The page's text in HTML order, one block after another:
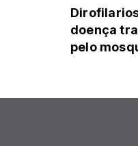
doença
pelo